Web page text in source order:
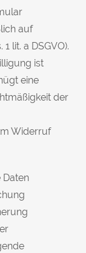
auf
lit. a DSGVO).
ist
eine
der
Widerruf